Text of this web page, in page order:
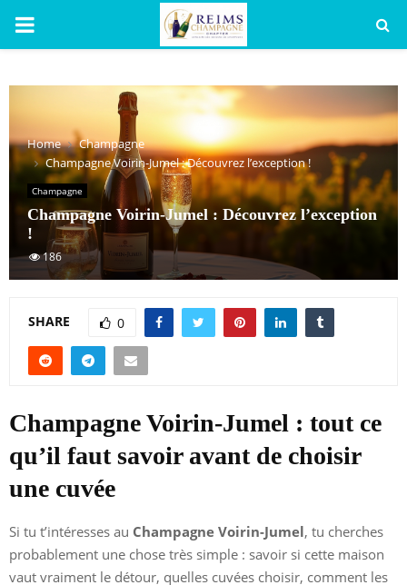
PRIMARY
Home
Champagne
Champagne Voirin-Jumel : Découvrez l’exception !
Champagne
Champagne Voirin-Jumel : Découvrez l’exception
!
186
SHARE 0
Champagne Voirin-Jumel : tout ce
qu’il faut savoir avant de choisir
une cuvée
Si tu t’intéresses au Champagne Voirin-Jumel, tu cherches
probablement une chose très simple : savoir si cette maison
vaut vraiment le détour, quelles cuvées choisir, comment les